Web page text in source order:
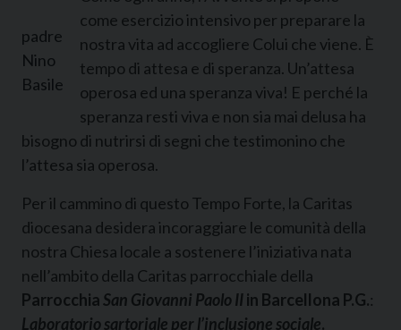
padre
Nino
Basile
come esercizio intensivo per preparare la
nostra vita ad accogliere Colui che viene. È
tempo di attesa e di speranza. Un’attesa
operosa ed una speranza viva! E perché la
speranza resti viva e non sia mai delusa ha
bisogno di nutrirsi di segni che testimonino che
l’attesa sia operosa.
Per il cammino di questo Tempo Forte, la Caritas
diocesana desidera incoraggiare le comunità della
nostra Chiesa locale a sostenere l’iniziativa nata
nell’ambito della Caritas parrocchiale della
ParrocchiaSan Giovanni Paolo IIin Barcellona P.G.:
Laboratorio sartoriale per l’inclusione sociale.